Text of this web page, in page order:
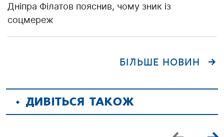
Дніпра Філатов пояснив, чому зник із
соцмереж
БІЛЬШЕ НОВИН
ДИВІТЬСЯ ТАКОЖ